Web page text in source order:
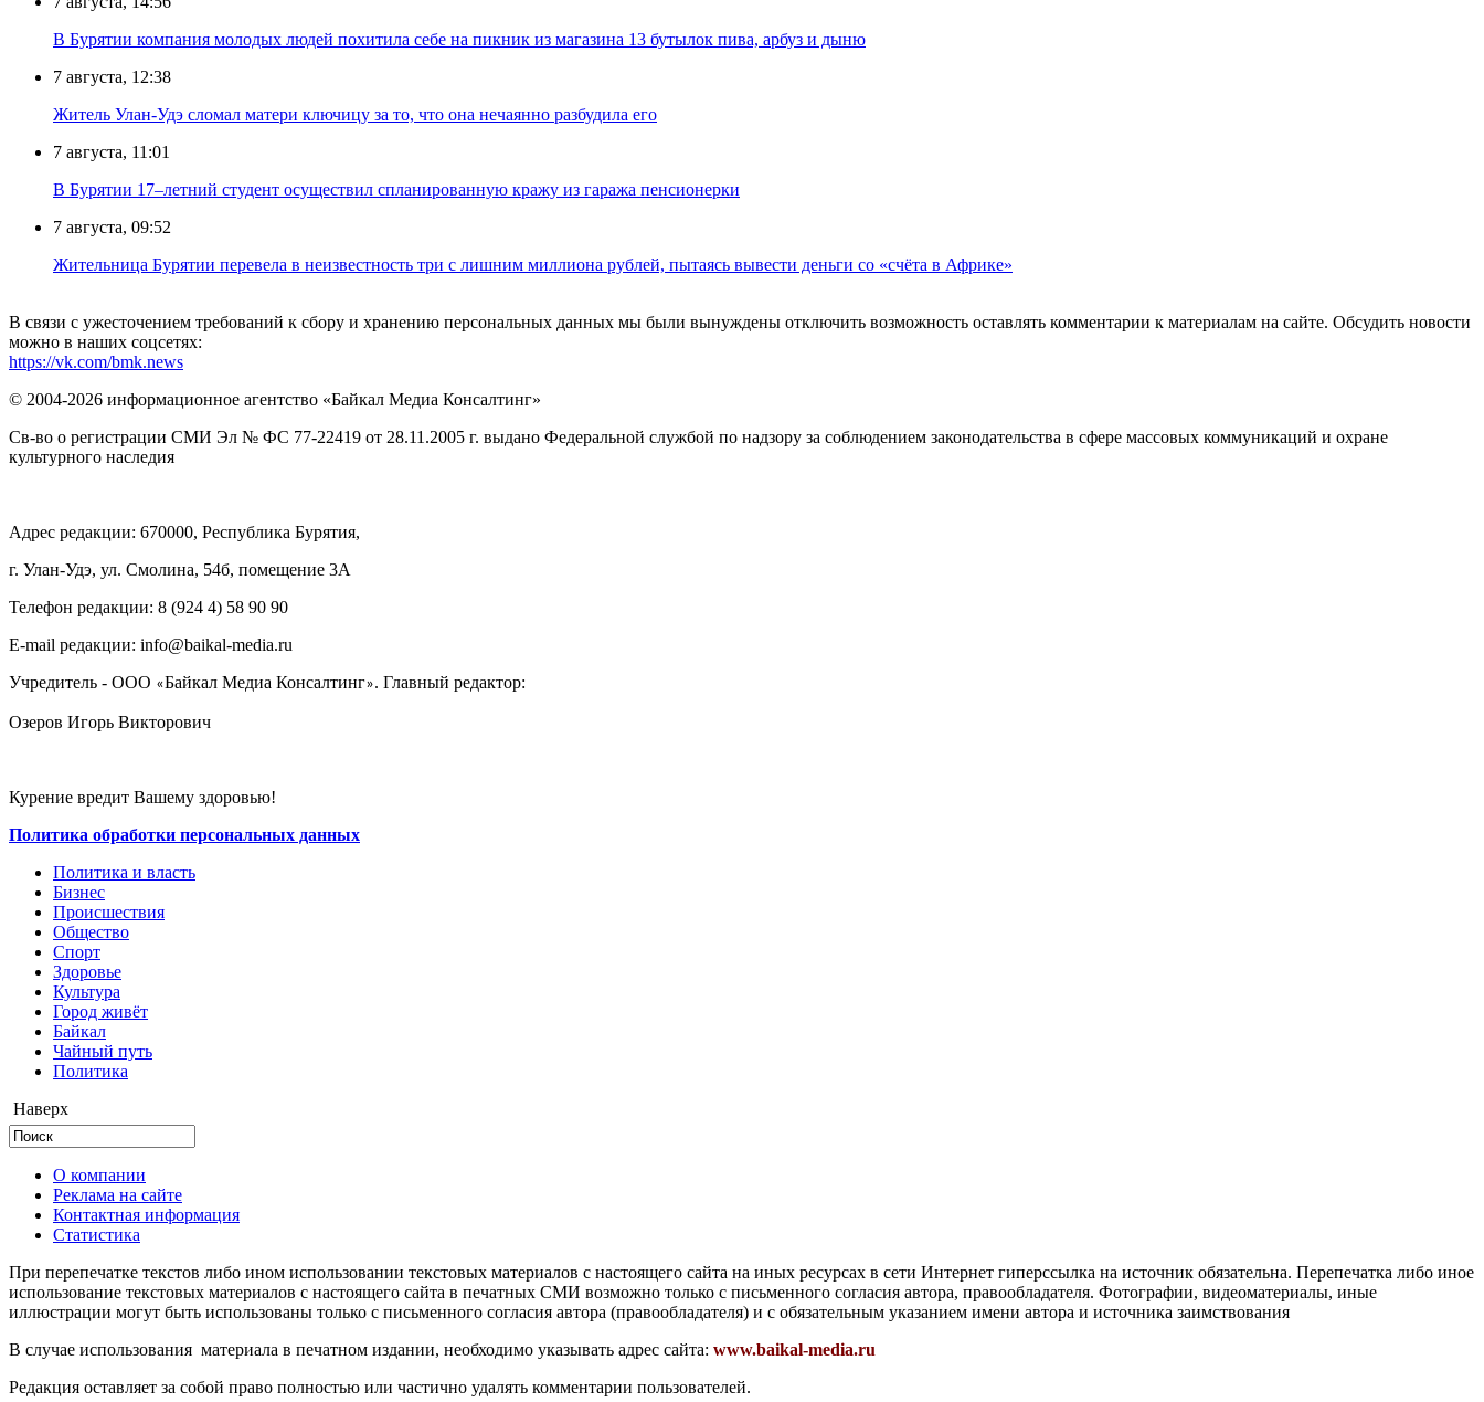
В Бурятии компания молодых людей похитила себе на пикник из магазина 13 бутылок пива, арбуз и дыню
7 августа, 12:38
Житель Улан-Удэ сломал матери ключицу за то, что она нечаянно разбудила его
7 августа, 11:01
В Бурятии 17–летний студент осуществил спланированную кражу из гаража пенсионерки
7 августа, 09:52
Жительница Бурятии перевела в неизвестность три с лишним миллиона рублей, пытаясь вывести деньги со «счёта в Африке»
В связи с ужесточением требований к сбору и хранению персональных данных мы были вынуждены отключить возможность оставлять комментарии к материалам на сайте. Обсудить новости
можно в наших соцсетях:
https://vk.com/bmk.news
© 2004-2026 информационное агентство «Байкал Медиа Консалтинг»
Св-во о регистрации СМИ Эл № ФС 77-22419 от 28.11.2005 г. выдано Федеральной службой по надзору за соблюдением законодательства в сфере массовых коммуникаций и охране
культурного наследия
Адрес редакции: 670000, Республика Бурятия,
г. Улан-Удэ, ул. Смолина, 54б, помещение 3А
Телефон редакции: ‎‎8 (924 4) 58 90 90
E-mail редакции: info@baikal-media.ru
Учредитель - ООО «Байкал Медиа Консалтинг». Главный редактор:
Озеров Игорь Викторович
Курение вредит Вашему здоровью!
Политика обработки персональных данных
Политика и власть
Бизнес
Происшествия
Общество
Cпорт
Здоровье
Культура
Город живёт
Байкал
Чайный путь
Политика
Наверх
О компании
Реклама на сайте
Контактная информация
Статистика
При перепечатке текстов либо ином использовании текстовых материалов с настоящего сайта на иных ресурсах в сети Интернет гиперссылка на источник обязательна. Перепечатка либо иное
использование текстовых материалов с настоящего сайта в печатных СМИ возможно только с письменного согласия автора, правообладателя. Фотографии, видеоматериалы, иные
иллюстрации могут быть использованы только с письменного согласия автора (правообладателя) и с обязательным указанием имени автора и источника заимствования
В случае использования материала в печатном издании, необходимо указывать адрес сайта: www.baikal-media.ru
Редакция оставляет за собой право полностью или частично удалять комментарии пользователей.